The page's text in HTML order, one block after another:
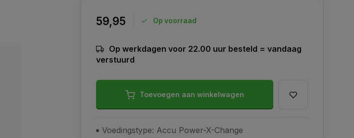
59,95 Op voorraad
Op werkdagen voor 22.00 uur besteld = vandaag
verstuurd
Toevoegen aan winkelwagen
Voedingstype: Accu Power-X-Change